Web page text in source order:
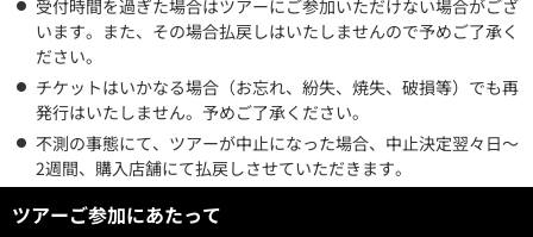
受付時間を過ぎた場合はツアーにご参加いただけない場合がござ
います。また、その場合払戻しはいたしませんので予めご了承く
ださい。
チケットはいかなる場合（お忘れ、紛失、焼失、破損等）でも再
発行はいたしません。予めご了承ください。
不測の事態にて、ツアーが中止になった場合、中止決定翌々日～
2週間、購入店舗にて払戻しさせていただきます。
ツアーご参加にあたって